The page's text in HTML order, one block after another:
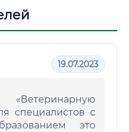
19.07.2023
специалистов с
это